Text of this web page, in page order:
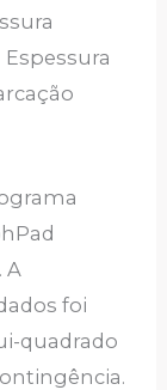
A
foi
quadrado